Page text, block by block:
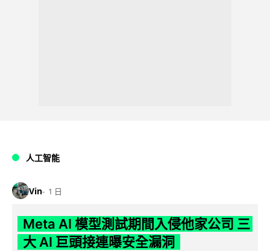
人工智能
Vin 1 日
Meta AI 模型測試期間入侵他家公司 三
大 AI 巨頭接連曝安全漏洞